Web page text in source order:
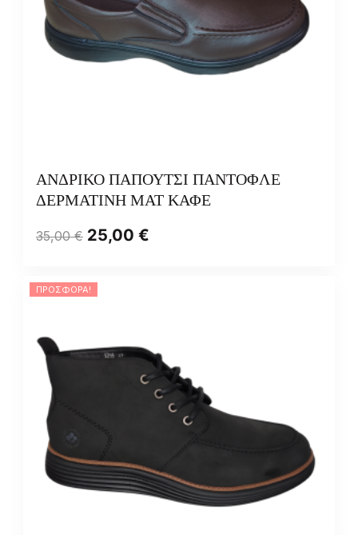
ΑΝΔΡΙΚΟ ΠΑΠΟΥΤΣΙ ΠΑΝΤΟΦΛΕ
ΔΕΡΜΑΤΙΝΗ ΜΑΤ ΚΑΦΕ
35,00€ 25,00 €
ΠΡΟΣΦΟΡΆ!